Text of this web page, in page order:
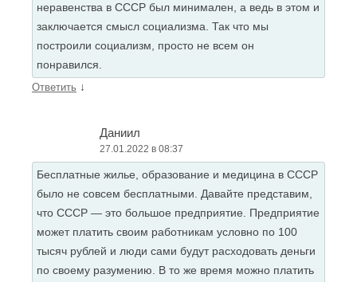
неравенства в СССР был минимален, а ведь в этом и
заключается смысл социализма. Так что мы
построили социализм, просто не всем он
понравился.
Ответить ↓
Даниил
27.01.2022 в 08:37
Бесплатные жилье, образование и медицина в СССР
было не совсем бесплатными. Давайте представим,
что СССР — это большое предприятие. Предприятие
может платить своим работникам условно по 100
тысяч рублей и люди сами будут расходовать деньги
по своему разумению. В то же время можно платить